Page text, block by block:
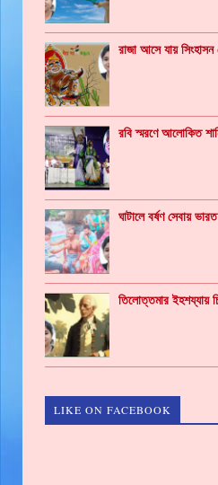
রাজা আসে যায় সিংহাসন
রবি স্মরণে আলোকিত
ঘাটালে বর্ষণ সেবায়
তিলোত্তমার ইহশয্যায়
LIKE ON FACEBOOK